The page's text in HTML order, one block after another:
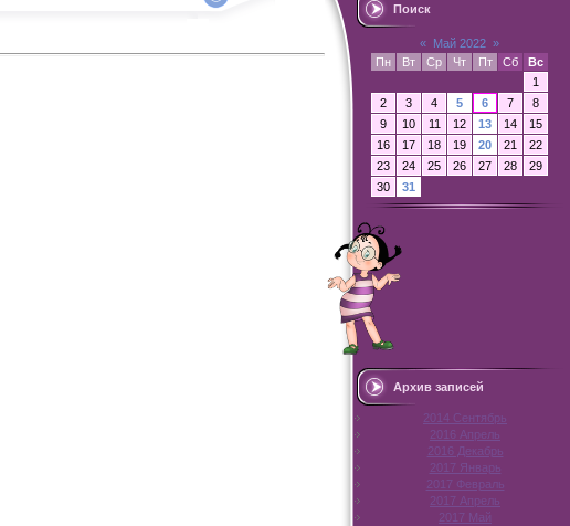
Поиск
« Май 2022 »
Пн
Вт Ср Чт Пт Сб
Вс
1
2
3 4 5 6 7
8
9
10 11 12 13 14
15
16
17 18 19 20 21
22
23
24 25 26 27 28
29
30
31
Архив записей
2014 Сентябрь
2016 Апрель
2016 Декабрь
2017 Январь
2017 Февраль
2017 Апрель
2017 Май